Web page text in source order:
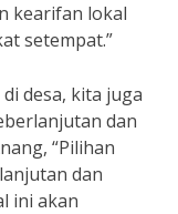
kearifan lokal
setempat.”
desa, kita juga
dan
“Pilihan
dan
ini akan